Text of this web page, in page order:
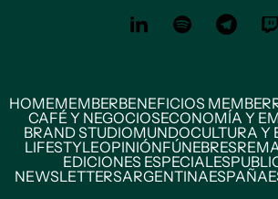
HOMEMEMBERBENEFICIOS MEMBER
CAFÉ Y NEGOCIOSECONOMÍA Y
BRAND STUDIOMUNDOCULTURA Y
LIFESTYLEOPINIÓNFÚNEBRES
EDICIONES ESPECIALES
NEWSLETTERSARGENTINAESPAÑA